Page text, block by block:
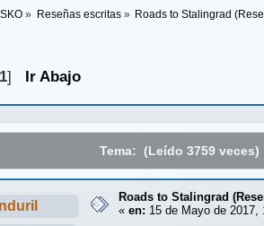
» Reseñas escritas» Roads to Stalingrad
1] Ir Abajo
Tema: (Leído 3759 veces)
Roads to Stalingrad
« en: 15 de Mayo de 2017,